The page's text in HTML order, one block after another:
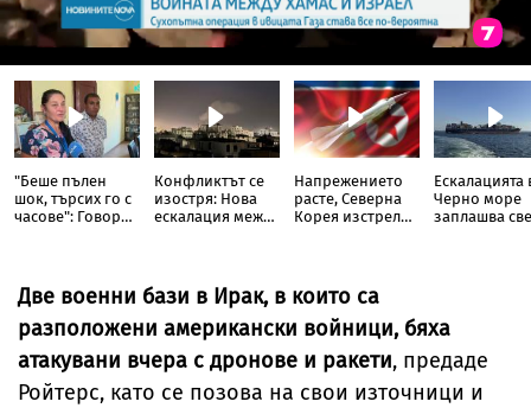
"Беше пълен
шок, търсих го с
часове": Говори
със СОП
Конфликтът се
изостря: Нова
ескалация между
Напрежението
расте, Северна
Корея изстреля
Ескалацията
Черно море
заплашва
Две военни бази в Ирак, в които са
разположени американски войници, бяха
атакувани вчера с дронове и ракети, предаде
Ройтерс, като се позова на свои източници и